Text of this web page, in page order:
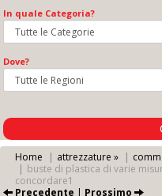
In quale Categoria?
Dove?
Home attrezzature »
buste di plastica di varie
concordare1
Precedente | Prossimo